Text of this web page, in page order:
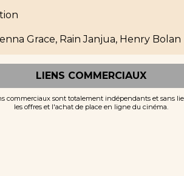
Grace, Rain Janjua, Henry Bolan
LIENS COMMERCIAUX
commerciaux sont totalement indépendants et sans
les offres et l'achat de place en ligne du cinéma.